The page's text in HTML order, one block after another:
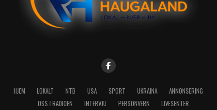
HJEM LOKALT NTB USA SPORT UKRAINA
ANNONSERING
OSS I RADIOEN
INTERVJU PERSONVERN LIVESENTER